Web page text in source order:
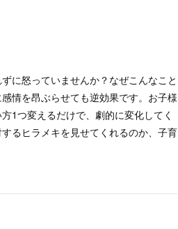
に怒っていませんか？なぜこんなこと
情を昂ぶらせても逆効果です。お子様
1つ変えるだけで、劇的に変化してく
るヒラメキを見せてくれるのか、子育